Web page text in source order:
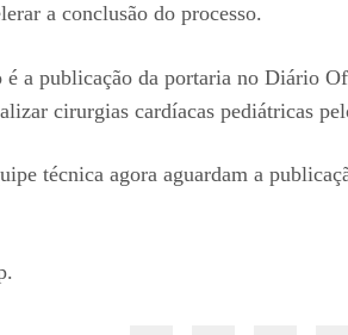
a conclusão do processo.
é a publicação da portaria no Diário
cirurgias cardíacas pediátricas
técnica agora aguardam a